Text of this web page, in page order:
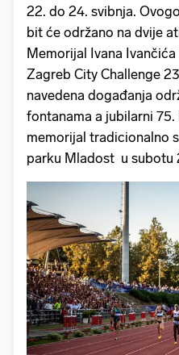
22. do 24. svibnja.
bit će održano na dvije
Memorijal Ivana
Zagreb City Challenge
navedena događanja
fontanama a jubilarni
memorijal tradicionalno
parku Mladost u subotu